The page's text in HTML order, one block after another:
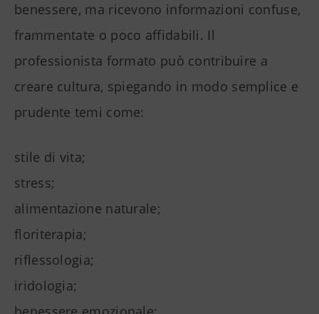
benessere, ma ricevono informazioni confuse,
frammentate o poco affidabili. Il
professionista formato può contribuire a
creare cultura, spiegando in modo semplice e
prudente temi come:
stile di vita;
stress;
alimentazione naturale;
floriterapia;
riflessologia;
iridologia;